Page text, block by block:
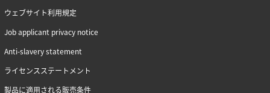
ウェブサイト利用規定
Job applicant privacy notice
Anti-slavery statement
ライセンスステートメント
製品に適用される販売条件